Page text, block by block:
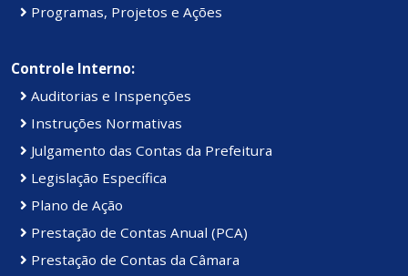
Programas, Projetos e Ações
Controle Interno:
Auditorias e Inspenções
Instruções Normativas
Julgamento das Contas da Prefeitura
Legislação Específica
Plano de Ação
Prestação de Contas Anual (PCA)
Prestação de Contas da Câmara